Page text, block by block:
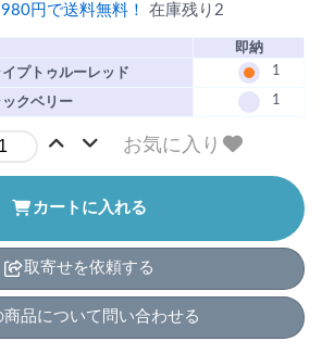
円で送料無料！ 在庫残り2
即納
イプトゥルーレッド
1
ックベリー 1
お気に入り
カートに入れる
取寄せを依頼する
商品について問い合わせる